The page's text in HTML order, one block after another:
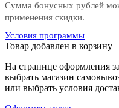
Сумма бонусных рублей
применения скидки.
Условия программы
Товар добавлен в корзину
На странице оформления
выбрать магазин
или выбрать условия